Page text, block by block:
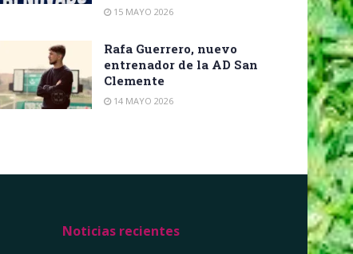
15 MAYO 2026
Rafa Guerrero, nuevo
entrenador de la AD San
Clemente
14 MAYO 2026
Noticias recientes